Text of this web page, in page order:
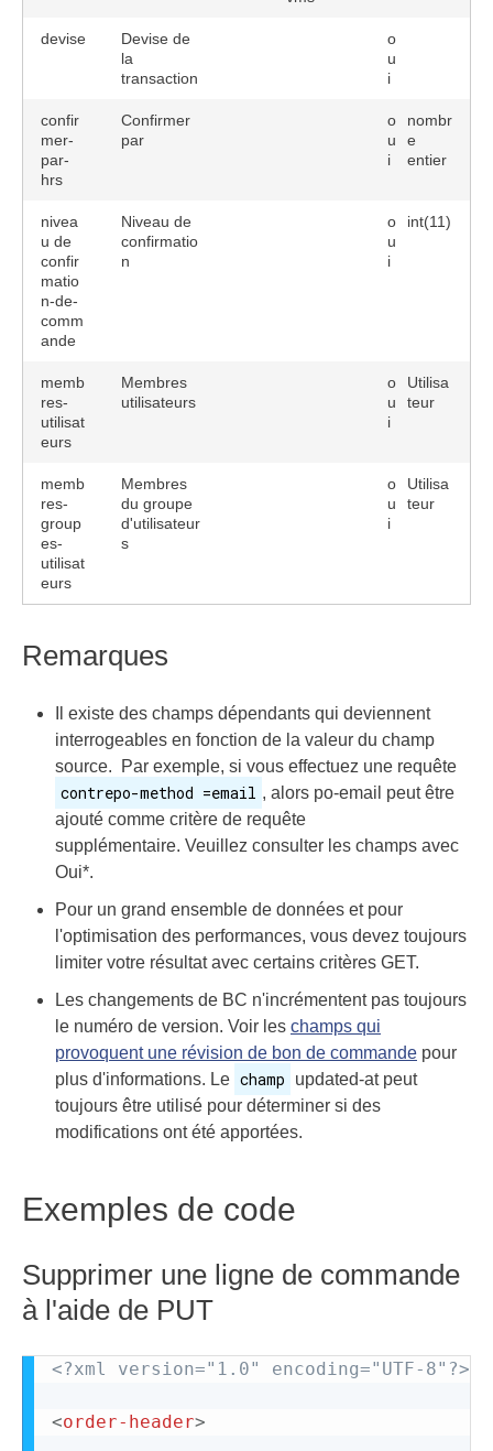
devise
Devise de
la
transaction
o
u
i
confir
mer-
par-
hrs
Confirmer
par
o
u
i
nombr
e
entier
nivea
u de
confir
matio
n-de-
comm
ande
Niveau de
confirmatio
n
o
u
i
int(11)
memb
res-
utilisat
eurs
Membres
utilisateurs
o
u
i
Utilisa
teur
memb
res-
group
es-
utilisat
eurs
Membres
du groupe
d'utilisateur
s
o
u
i
Utilisa
teur
Remarques
Il existe des champs dépendants qui deviennent
interrogeables en fonction de la valeur du champ
source. Par exemple, si vous effectuez une requête
contrepo-method =email , alors po-email peut être
ajouté comme critère de requête
supplémentaire. Veuillez consulter les champs avec
Oui*.
Pour un grand ensemble de données et pour
l'optimisation des performances, vous devez toujours
limiter votre résultat avec certains critères GET.
Les changements de BC n'incrémentent pas toujours
le numéro de version. Voir les champs qui
provoquent une révision de bon de commande pour
plus d'informations. Le champ
updated-at peut
toujours être utilisé pour déterminer si des
modifications ont été apportées.
Exemples de code
Supprimer une ligne de commande
à l'aide de PUT
<?xml version="1.0" encoding="UTF-8"?>
<order-header>